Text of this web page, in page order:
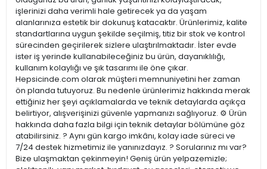
işlerinizi daha verimli hale getirecek ya da yaşam
alanlarınıza estetik bir dokunuş katacaktır. Ürünlerimiz, kalite
standartlarına uygun şekilde seçilmiş, titiz bir stok ve kontrol
sürecinden geçirilerek sizlere ulaştırılmaktadır. İster evde
ister iş yerinde kullanabileceğiniz bu ürün, dayanıklılığı,
kullanım kolaylığı ve şık tasarımı ile öne çıkar.
Hepsicinde.com olarak müşteri memnuniyetini her zaman
ön planda tutuyoruz. Bu nedenle ürünlerimiz hakkında merak
ettiğiniz her şeyi açıklamalarda ve teknik detaylarda açıkça
belirtiyor, alışverişinizi güvenle yapmanızı sağlıyoruz. ⚙️ Ürün
hakkında daha fazla bilgi için teknik detaylar bölümüne göz
atabilirsiniz. ? Aynı gün kargo imkânı, kolay iade süreci ve
7/24 destek hizmetimiz ile yanınızdayız. ? Sorularınız mı var?
Bize ulaşmaktan çekinmeyin! Geniş ürün yelpazemizle;